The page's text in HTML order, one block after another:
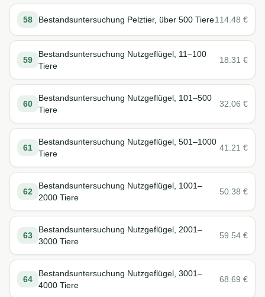
58 Bestandsuntersuchung Pelztier, über 500 Tiere114.48 €
59
Bestandsuntersuchung Nutzgeflügel, 11–100
Tiere
18.31 €
60
Bestandsuntersuchung Nutzgeflügel, 101–500
Tiere
32.06 €
61
Bestandsuntersuchung Nutzgeflügel, 501–1000
Tiere
41.21 €
62
Bestandsuntersuchung Nutzgeflügel, 1001–
2000 Tiere
50.38 €
63
Bestandsuntersuchung Nutzgeflügel, 2001–
3000 Tiere
59.54 €
64
Bestandsuntersuchung Nutzgeflügel, 3001–
4000 Tiere
68.69 €